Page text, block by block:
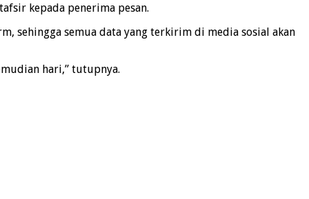
kepada penerima pesan.
sehingga semua data yang terkirim di media sosial akan
hari,” tutupnya.